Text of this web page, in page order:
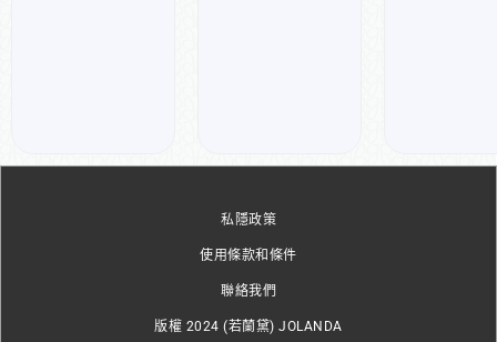
私隱政策
使用條款和條件
聯絡我們
版權 2024 (若蘭黛) JOLANDA